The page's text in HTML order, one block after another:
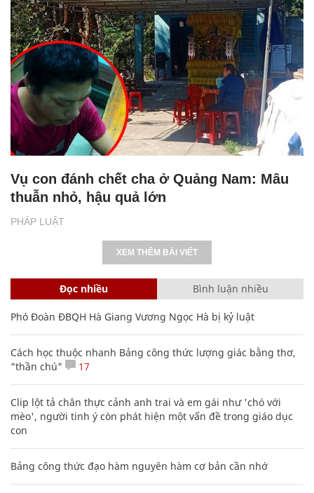
PHÁP LUẬT
Vụ con đánh chết cha ở Quảng Nam: Mâu
thuẫn nhỏ, hậu quả lớn
XEM THÊM BÀI VIẾT
Đọc nhiều Bình luận nhiều
Phó Đoàn ĐBQH Hà Giang Vương Ngọc Hà bị kỷ luật
Cách học thuộc nhanh Bảng công thức lượng giác bằng thơ,
"thần chú"
17
Clip lột tả chân thực cảnh anh trai và em gái như 'chó với
mèo', người tinh ý còn phát hiện một vấn đề trong giáo dục
con
Bảng công thức đạo hàm nguyên hàm cơ bản cần nhớ